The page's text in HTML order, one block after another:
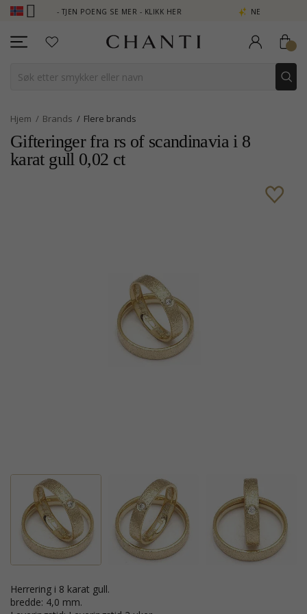
- TJEN POENG SE MER - KLIKK HER NEW COLLECTION | AURA
Hjem Brands Flere brands
Gifteringer fra rs of scandinavia i 8
karat gull 0,02 ct
Herrering i 8 karat gull.
bredde: 4,0 mm.